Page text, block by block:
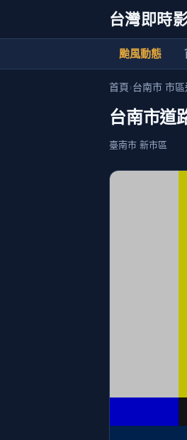
台灣即時
颱風動態
首頁›台南市 市
台南市道
臺南市 新市區